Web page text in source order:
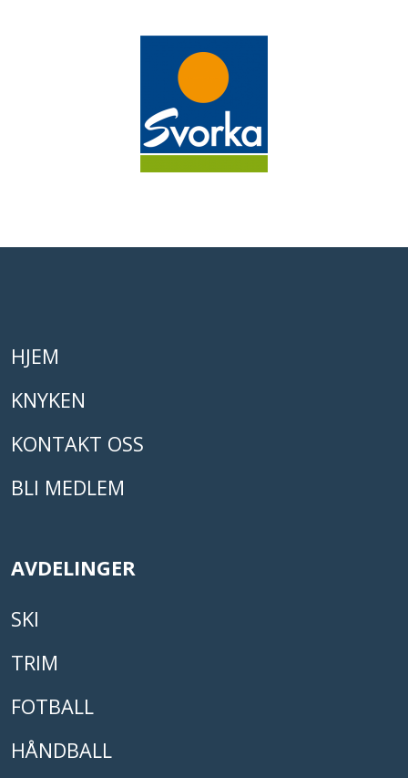
HJEM
KNYKEN
KONTAKT OSS
BLI MEDLEM
AVDELINGER
SKI
TRIM
FOTBALL
HÅNDBALL